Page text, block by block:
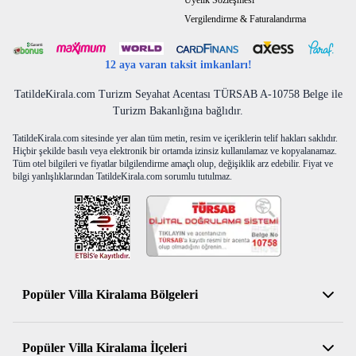
Özel Havuz: Mevcut
Çocuk havuzu: Mevcut
Havuzda Jakuzi: Mevcut
Havuz Başı Wc: Mevcut
Şezlong Sayısı: 6
İç Alan m2: 225 m2
Dış Alan m2: 600 m2
Barbekü\Mangal: Ocakbaşı Şeklinde Kurulu Mangal
Yeşil Bahçe: Mevcut
Havuz Başı Mobiya:6 Kişilik Masa ve Sandalye
Denize Mesafe: 1.5 Km
Land Of Legends (AVM) Mesafe: 7 Km
Vergilendirme & Faturalandırma
12 aya varan taksit imkanları!
TatildeKirala.com Turizm Seyahat Acentası TÜRSAB A-10758 Belge ile
Turizm Bakanlığına bağlıdır.
TatildeKirala.com sitesinde yer alan tüm metin, resim ve içeriklerin telif hakları saklıdır.
Hiçbir şekilde basılı veya elektronik bir ortamda izinsiz kullanılamaz ve kopyalanamaz.
Tüm otel bilgileri ve fiyatlar bilgilendirme amaçlı olup, değişiklik arz edebilir. Fiyat ve
bilgi yanlışlıklarından TatildeKirala.com sorumlu tutulmaz.
Popüler Villa Kiralama Bölgeleri
Antalya Kiralık Villa
Muğla Kiralık Villa
Popüler Villa Kiralama İlçeleri